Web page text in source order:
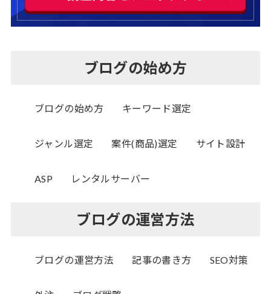
ブログの始め方
ブログの始め方 キーワード選定
ジャンル選定 案件(商品)選定 サイト設計
ASP レンタルサーバー
ブログの運営方法
ブログの運営方法 記事の書き方 SEO対策